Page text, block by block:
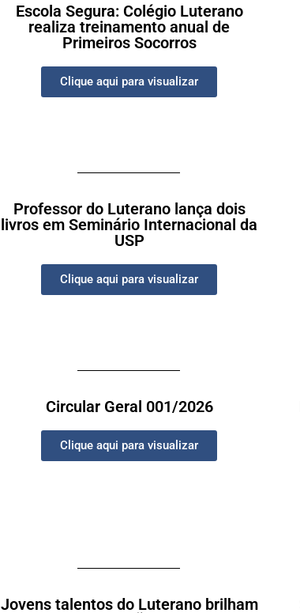
Escola Segura: Colégio Luterano
realiza treinamento anual de
Primeiros Socorros
Clique aqui para visualizar
Professor do Luterano lança dois
livros em Seminário Internacional da
USP
Clique aqui para visualizar
Circular Geral 001/2026
Clique aqui para visualizar
Jovens talentos do Luterano brilham